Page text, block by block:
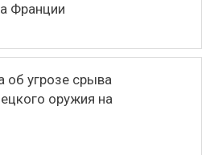
Франции
об угрозе срыва
оружия на